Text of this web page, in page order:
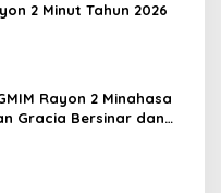
2 Minut Tahun 2026
Rayon 2 Minahasa
Gracia Bersinar dan